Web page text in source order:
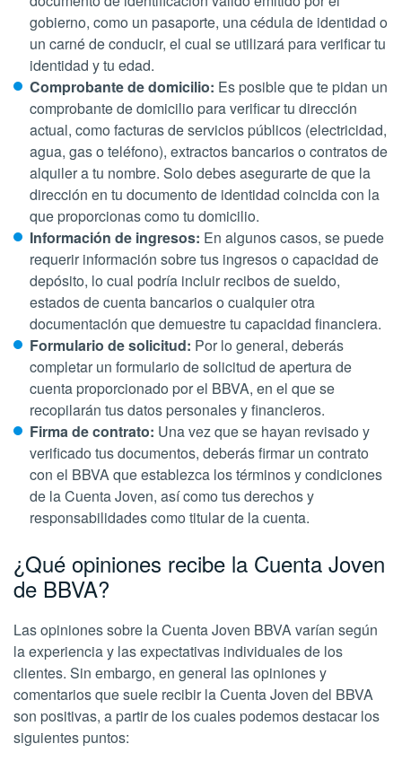
gobierno, como un pasaporte, una cédula de identidad o
un carné de conducir, el cual se utilizará para verificar tu
identidad y tu edad.
Comprobante de domicilio: Es posible que te pidan un
comprobante de domicilio para verificar tu dirección
actual, como facturas de servicios públicos (electricidad,
agua, gas o teléfono), extractos bancarios o contratos de
alquiler a tu nombre. Solo debes asegurarte de que la
dirección en tu documento de identidad coincida con la
que proporcionas como tu domicilio.
Información de ingresos: En algunos casos, se puede
requerir información sobre tus ingresos o capacidad de
depósito, lo cual podría incluir recibos de sueldo,
estados de cuenta bancarios o cualquier otra
documentación que demuestre tu capacidad financiera.
Formulario de solicitud: Por lo general, deberás
completar un formulario de solicitud de apertura de
cuenta proporcionado por el BBVA, en el que se
recopilarán tus datos personales y financieros.
Firma de contrato: Una vez que se hayan revisado y
verificado tus documentos, deberás firmar un contrato
con el BBVA que establezca los términos y condiciones
de la Cuenta Joven, así como tus derechos y
responsabilidades como titular de la cuenta.
¿Qué opiniones recibe la Cuenta Joven
de BBVA?
Las opiniones sobre la Cuenta Joven BBVA varían según
la experiencia y las expectativas individuales de los
clientes. Sin embargo, en general las opiniones y
comentarios que suele recibir la Cuenta Joven del BBVA
son positivas, a partir de los cuales podemos destacar los
siguientes puntos: